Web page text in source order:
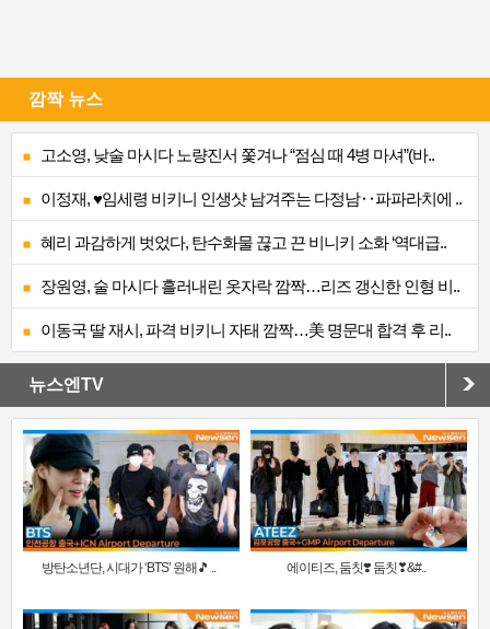
깜짝 뉴스
고소영, 낮술 마시다 노량진서 쫓겨나 “점심 때 4병 마셔”(바..
이정재, ♥임세령 비키니 인생샷 남겨주는 다정남‥파파라치에 ..
혜리 과감하게 벗었다, 탄수화물 끊고 끈 비니키 소화 ‘역대급..
장원영, 술 마시다 흘러내린 옷자락 깜짝…리즈 갱신한 인형 비..
이동국 딸 재시, 파격 비키니 자태 깜짝…美 명문대 합격 후 리..
뉴스엔TV
방탄소년단, 시대가 ‘BTS’ 원해🎵 .. 에이티즈, 둠칫❣️ 둠칫❣&#..